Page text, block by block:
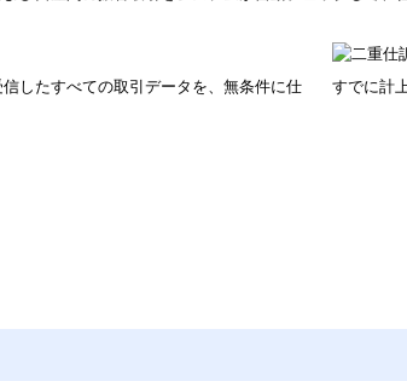
したすべての取引データを、無条件に仕
すでに計